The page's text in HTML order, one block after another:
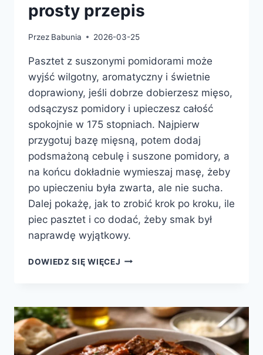
prosty przepis
Przez Babunia 2026-03-25
Pasztet z suszonymi pomidorami może
wyjść wilgotny, aromatyczny i świetnie
doprawiony, jeśli dobrze dobierzesz mięso,
odsączysz pomidory i upieczesz całość
spokojnie w 175 stopniach. Najpierw
przygotuj bazę mięsną, potem dodaj
podsmażoną cebulę i suszone pomidory, a
na końcu dokładnie wymieszaj masę, żeby
po upieczeniu była zwarta, ale nie sucha.
Dalej pokażę, jak to zrobić krok po kroku, ile
piec pasztet i co dodać, żeby smak był
naprawdę wyjątkowy.
DOWIEDZ SIĘ WIĘCEJ DOMOWY
POMIDORAMI
–
PROSTY
PRZEPIS